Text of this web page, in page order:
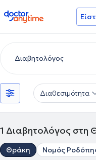
doctoranytime
Διαθεσιμότητα
1 Διαβητολόγος στη
Θράκη Νομός